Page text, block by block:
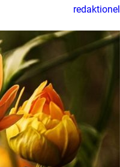
redaktionel